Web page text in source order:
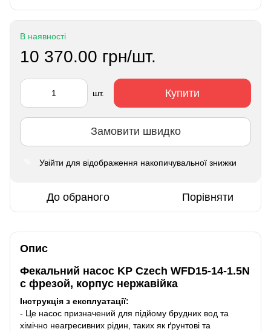
В наявності
10 370.00 грн/шт.
шт. Купити
Замовити швидко
Увійти для відображення накопичувальної знижки
До обраного Порівняти
Опис
Фекальний насос KP Czech WFD15-14-1.5N
с фрезой, корпус нержавійка
Інструкція з експлуатації:
- Це насос призначений для підйому брудних вод та
хімічно неагресивних рідин, таких як ґрунтові та